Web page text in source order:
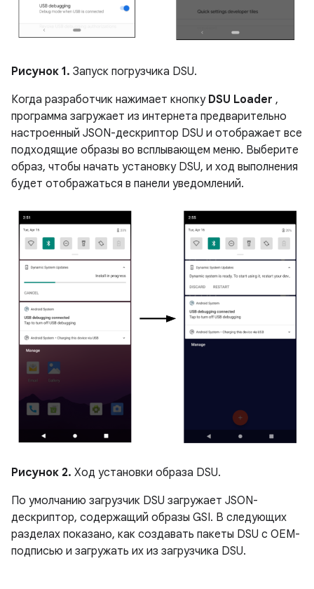
Рисунок 1. Запуск погрузчика DSU.
Когда разработчик нажимает кнопку DSU Loader ,
программа загружает из интернета предварительно
настроенный JSON-дескриптор DSU и отображает все
подходящие образы во всплывающем меню. Выберите
образ, чтобы начать установку DSU, и ход выполнения
будет отображаться в панели уведомлений.
Рисунок 2. Ход установки образа DSU.
По умолчанию загрузчик DSU загружает JSON-
дескриптор, содержащий образы GSI. В следующих
разделах показано, как создавать пакеты DSU с OEM-
подписью и загружать их из загрузчика DSU.